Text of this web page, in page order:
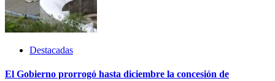
Destacadas
El Gobierno prorrogó hasta diciembre la concesión de